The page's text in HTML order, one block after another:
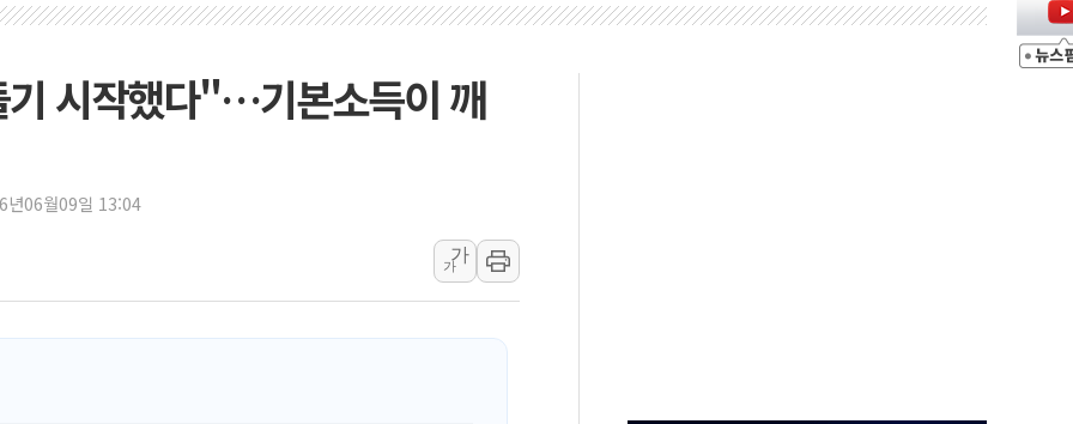
해군 1함대 창설 80주년…지역과 함께하는 '선봉'의 대민 봉사
우크라 드론 전술, 중남미 콜롬비아에 새 안보 위기… 반군·마약카르텔이 습득해 전투 활용
동해해경, 독도 해상서 부유물 감긴 어선 구조
강원도 폭염특보 11일째…온열질환·가축 피해 최소화 '총력 대응'
[코인 시황] 비트코인, ETF 자금 유입에도 박스권…美 암호화폐 법안 처리 여부도 변수
시작했다"…기본소득이 깨
년06월09일 13:04
가
가